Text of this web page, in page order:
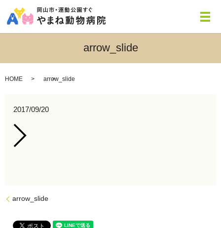
メ
arrow_slide
HOME arrow_slide
2017/09/20
arrow_slide